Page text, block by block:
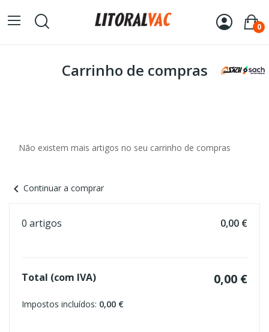
0
Carrinho de compras
Não existem mais artigos no seu carrinho de compras
chevron_left Continuar a comprar
0 artigos 0,00 €
Total (com IVA) 0,00 €
Impostos incluídos: 0,00 €